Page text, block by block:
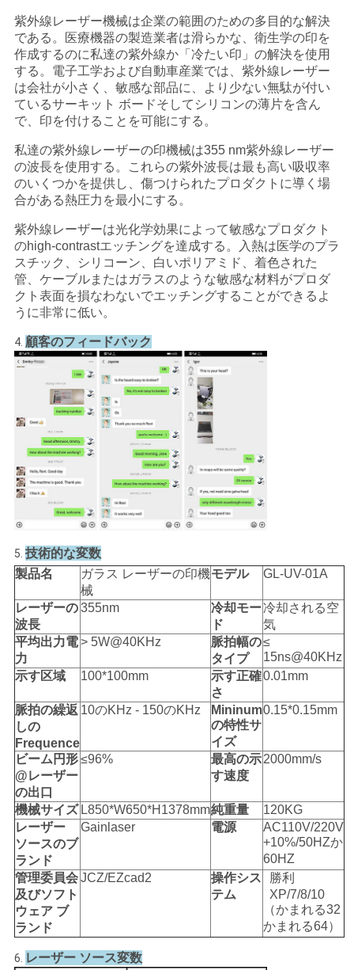
紫外線レーザー機械は企業の範囲のための多目的な解決
である。医療機器の製造業者は滑らかな、衛生学の印を
作成するのに私達の紫外線か「冷たい印」の解決を使用
する。電子工学および自動車産業では、紫外線レーザー
は会社が小さく、敏感な部品に、より少ない無駄が付い
ているサーキット ボードそしてシリコンの薄片を含ん
で、印を付けることを可能にする。
私達の紫外線レーザーの印機械は355 nm紫外線レーザー
の波長を使用する。これらの紫外波長は最も高い吸収率
のいくつかを提供し、傷つけられたプロダクトに導く場
合がある熱圧力を最小にする。
紫外線レーザーは光化学効果によって敏感なプロダクト
のhigh-contrastエッチングを達成する。入熱は医学のプラ
スチック、シリコーン、白いポリアミド、着色された
管、ケーブルまたはガラスのような敏感な材料がプロダ
クト表面を損なわないでエッチングすることができるよ
うに非常に低い。
4. 顧客のフィードバック
5. 技術的な変数
製品名
ガラス レーザーの印機
械
モデル GL-UV-01A
レーザーの
波長
355nm
冷却モー
ド
冷却される空
気
平均出力電
力
> 5W@40KHz
脈拍幅の
タイプ
≤
15ns@40KHz
示す区域
100*100mm
示す正確
さ
0.01mm
脈拍の繰返
しの
Frequence
10のKHz - 150のKHz
Mininum
の特性サ
イズ
0.15*0.15mm
ビーム円形
@レーザー
の出口
≤96%
最高の示
す速度
2000mm/s
機械サイズ L850*W650*H1378mm純重量
120KG
レーザー
ソースのブ
ランド
Gainlaser 電源
AC110V/220V
+10%/50HZか
60HZ
管理委員会
及びソフト
ウェア ブ
ランド
JCZ/EZcad2
操作シス
テム
勝利
XP/7/8/10
（かまれる32
かまれる64）
6. レーザー ソース変数